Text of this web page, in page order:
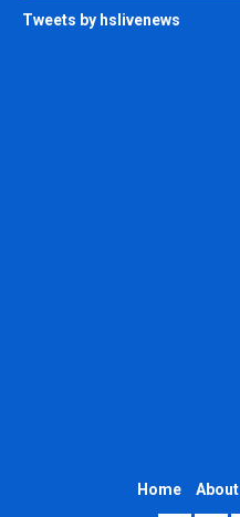
Tweets by hslivenews
Home